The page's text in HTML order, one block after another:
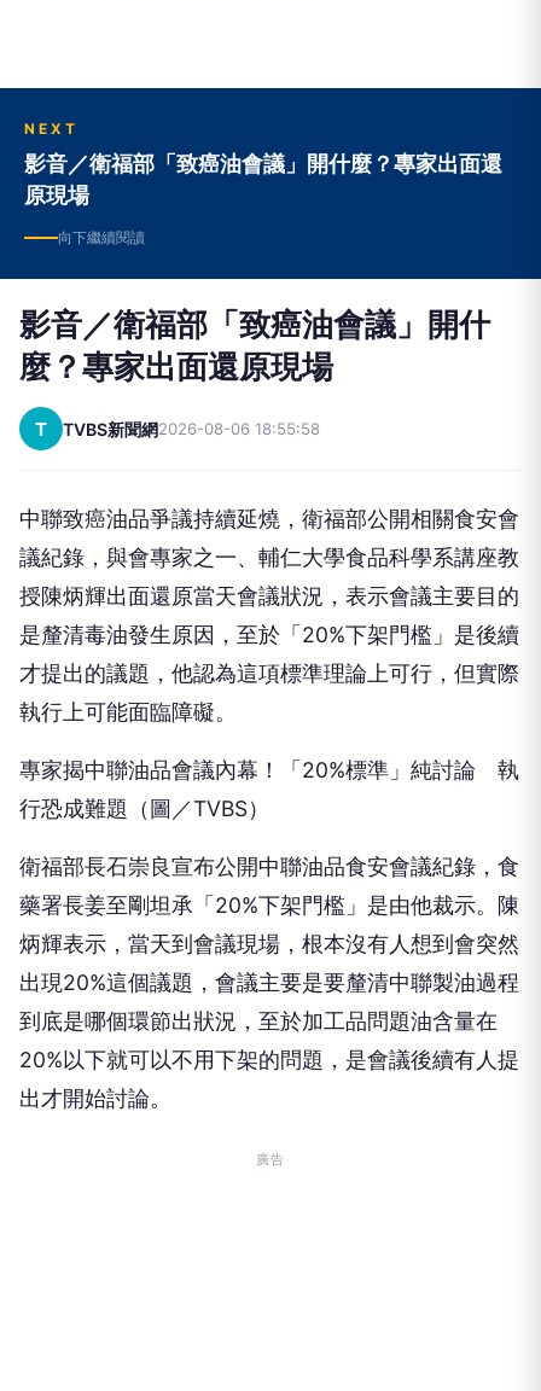
NEXT
影音／衛福部「致癌油會議」開什麼？專家出面還
原現場
向下繼續閱讀
影音／衛福部「致癌油會議」開什
麼？專家出面還原現場
T TVBS新聞網2026-08-06 18:55:58
中聯致癌油品爭議持續延燒，衛福部公開相關食安會
議紀錄，與會專家之一、輔仁大學食品科學系講座教
授陳炳輝出面還原當天會議狀況，表示會議主要目的
是釐清毒油發生原因，至於「20%下架門檻」是後續
才提出的議題，他認為這項標準理論上可行，但實際
執行上可能面臨障礙。
專家揭中聯油品會議內幕！「20%標準」純討論 執
行恐成難題（圖／TVBS）
衛福部長石崇良宣布公開中聯油品食安會議紀錄，食
藥署長姜至剛坦承「20%下架門檻」是由他裁示。陳
炳輝表示，當天到會議現場，根本沒有人想到會突然
出現20%這個議題，會議主要是要釐清中聯製油過程
到底是哪個環節出狀況，至於加工品問題油含量在
20%以下就可以不用下架的問題，是會議後續有人提
出才開始討論。
廣告